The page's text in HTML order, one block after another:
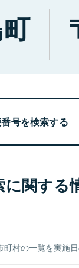
号を検索する
に関する
村の一覧を実施